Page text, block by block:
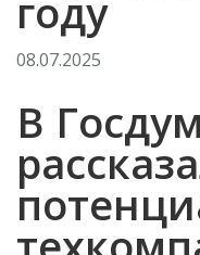
году
08.07.2025
В